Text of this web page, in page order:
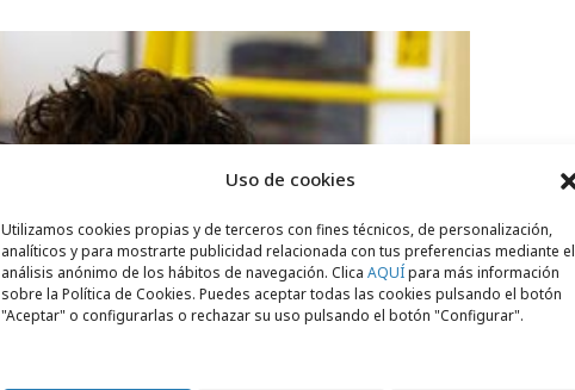
Uso de cookies
Utilizamos cookies propias y de terceros con fines técnicos, de personalización,
analíticos y para mostrarte publicidad relacionada con tus preferencias mediante el
análisis anónimo de los hábitos de navegación. Clica AQUÍpara más información
sobre la Política de Cookies. Puedes aceptar todas las cookies pulsando el botón
"Aceptar" o configurarlas o rechazar su uso pulsando el botón "Configurar".